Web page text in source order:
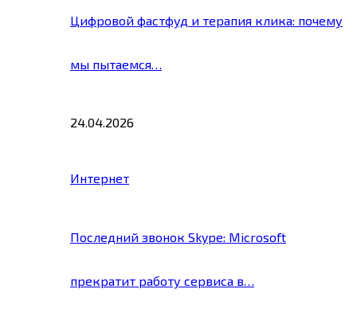
Цифровой фастфуд и терапия клика: почему
мы пытаемся…
24.04.2026
Интернет
Последний звонок Skype: Microsoft
прекратит работу сервиса в…